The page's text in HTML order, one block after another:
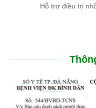
Hỗ trợ điều trị